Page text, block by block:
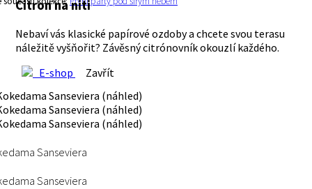
Citron na niti
Nebaví vás klasické papírové ozdoby a chcete svou terasu
náležitě vyšňořit? Závěsný citrónovník okouzlí každého.
E-shop
Zavřít
Sanseviera
Sanseviera